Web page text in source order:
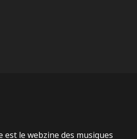
est le webzine des musiques